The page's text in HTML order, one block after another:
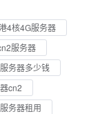
4核4G服务器
服务器
务器多少钱
cn2
务器租用